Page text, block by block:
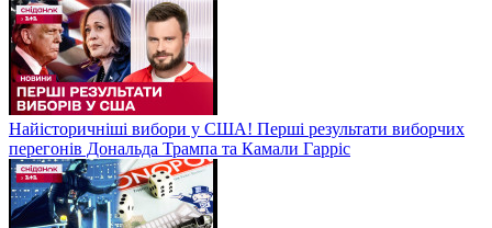
Найісторичніші вибори у США! Перші результати виборчих
перегонів Дональда Трампа та Камали Гарріс